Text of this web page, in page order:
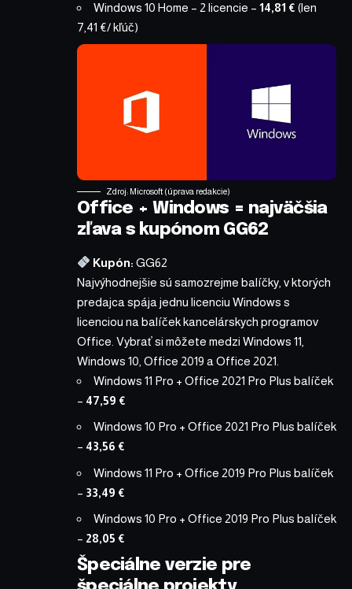
Windows 10 Home – 2 licencie – 14,81 € (len
7,41 €/ kľúč)
Zdroj: Microsoft (úprava redakcie)
Office + Windows = najväčšia
zľava s kupónom GG62
Kupón: GG62
Najvýhodnejšie sú samozrejme balíčky, v ktorých
predajca spája jednu licenciu Windows s
licenciou na balíček kancelárskych programov
Office. Vybrať si môžete medzi Windows 11,
Windows 10, Office 2019 a Office 2021.
Windows 11 Pro + Office 2021 Pro Plus balíček
– 47,59 €
Windows 10 Pro + Office 2021 Pro Plus balíček
– 43,56 €
Windows 11 Pro + Office 2019 Pro Plus balíček
– 33,49 €
Windows 10 Pro + Office 2019 Pro Plus balíček
– 28,05 €
Špeciálne verzie pre